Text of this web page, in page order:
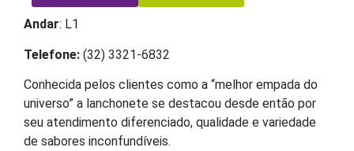
Andar: L1
Telefone: (32) 3321-6832
Conhecida pelos clientes como a “melhor empada do
universo” a lanchonete se destacou desde então por
seu atendimento diferenciado, qualidade e variedade
de sabores inconfundíveis.